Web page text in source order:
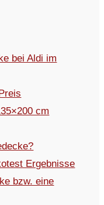
bei Aldi im
cm
Ergebnisse
bzw. eine